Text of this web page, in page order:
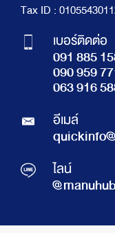
Tax ID :
เบอร์ติดต่อ
091 885
090 959
063 916
อีเมล์
ไลน์